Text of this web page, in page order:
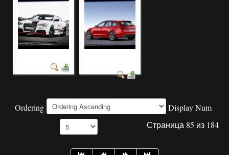
Ordering
Display Num
Страница 85 из 184